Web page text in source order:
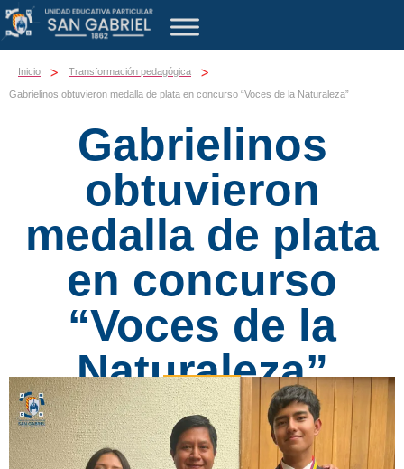
Inicio > Transformación pedagógica >
Gabrielinos obtuvieron medalla de plata en concurso “Voces de la Naturaleza”
Gabrielinos
obtuvieron
medalla de plata
en concurso
“Voces de la
Naturaleza”